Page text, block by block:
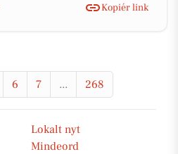
Kopiér link
6 7 ... 268
Lokalt nyt
Mindeord